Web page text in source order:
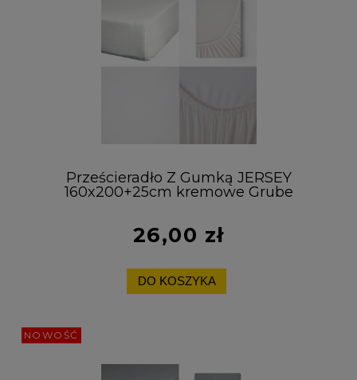
Prześcieradło Z Gumką JERSEY
160x200+25cm kremowe Grube
26,00 zł
DO KOSZYKA
NOWOŚĆ